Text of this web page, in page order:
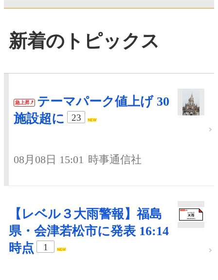
新着のトピックス
急上昇
テーマパーク値上げ 30
施設超に
23
08月08日 15:01 時事通信社
【レベル３大雨警報】福島
県・会津若松市に発表 16:14
時点
1